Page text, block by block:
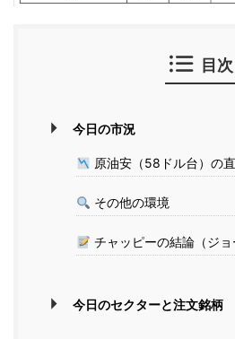
目次
今日の市況
原油安（58ドル台）の
その他の環境
チャッピーの結論（ジョ
今日のセクターと注文銘柄